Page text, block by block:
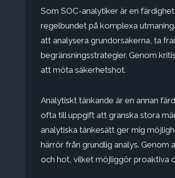
Som SOC-analytiker är en
regelbundet på komplexa
att analysera grundorsakerna, ta
begränsningsstrategier. Genom
att möta säkerhetshot.
Analytiskt tänkande är en annan
ofta till uppgift att granska stora
analytiska tänkesätt ger mig
härrör från grundlig analys.
och hot, vilket möjliggör proaktiva